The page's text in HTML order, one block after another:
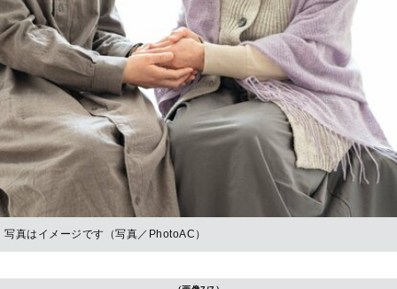
写真はイメージです（写真／PhotoAC）